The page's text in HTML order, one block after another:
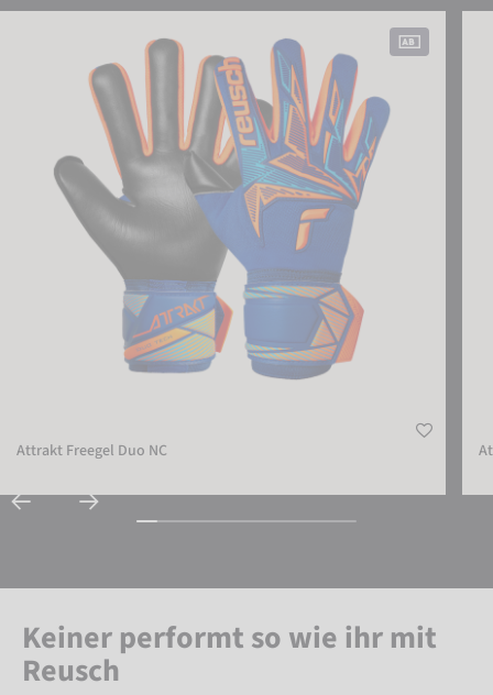
EXTERNE MEDIEN AKZEPTIEREN
Attrakt Freegel Duo NC
Keiner performt so wie ihr mit
Reusch